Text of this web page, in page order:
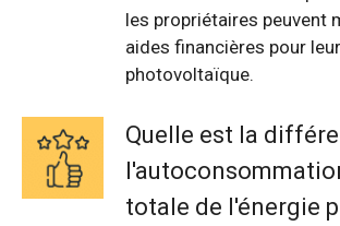
les propriétaires peuvent
aides financières pour
photovoltaïque.
Quelle est la
totale de l'énergie